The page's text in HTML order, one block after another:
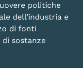
politiche
dell’industria e
di fonti
di sostanze